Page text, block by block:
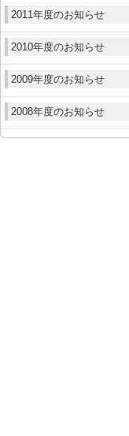
2011年度のお知らせ
2010年度のお知らせ
2009年度のお知らせ
2008年度のお知らせ